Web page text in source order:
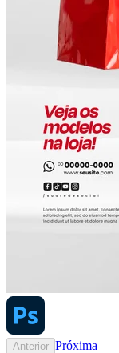
Anterior Próxima